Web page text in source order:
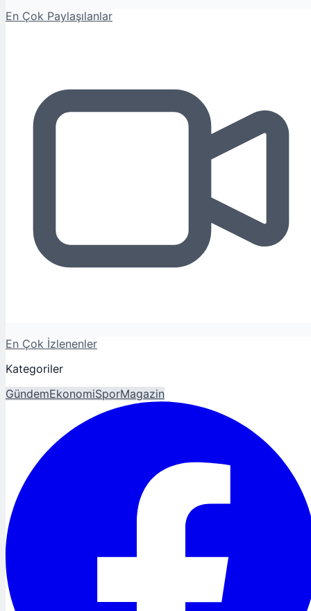
En Çok Paylaşılanlar
En Çok İzlenenler
Kategoriler
GündemEkonomiSporMagazin